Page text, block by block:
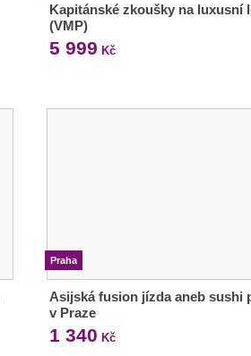
Kapitánské zkoušky na luxusní
(VMP)
5 999 Kč
Praha
Asijská fusion jízda aneb sushi
v Praze
1 340 Kč